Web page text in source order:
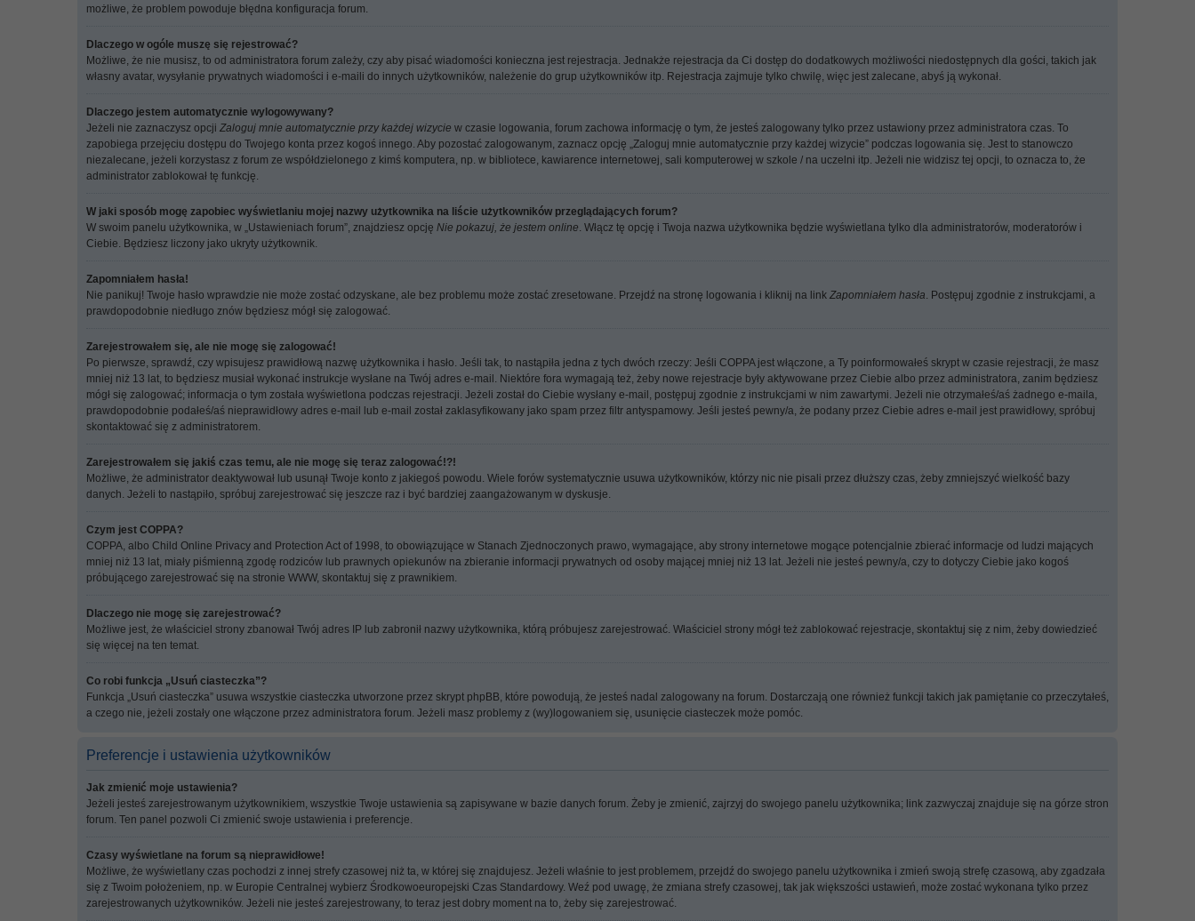
możliwe, że problem powoduje błędna konfiguracja forum.
Dlaczego w ogóle muszę się rejestrować?
Możliwe, że nie musisz, to od administratora forum zależy, czy aby pisać wiadomości konieczna jest rejestracja. Jednakże rejestracja da Ci dostęp do dodatkowych możliwości niedostępnych dla gości, takich jak
własny avatar, wysyłanie prywatnych wiadomości i e-maili do innych użytkowników, należenie do grup użytkowników itp. Rejestracja zajmuje tylko chwilę, więc jest zalecane, abyś ją wykonał.
Dlaczego jestem automatycznie wylogowywany?
Jeżeli nie zaznaczysz opcji Zaloguj mnie automatycznie przy każdej wizycie w czasie logowania, forum zachowa informację o tym, że jesteś zalogowany tylko przez ustawiony przez administratora czas. To
zapobiega przejęciu dostępu do Twojego konta przez kogoś innego. Aby pozostać zalogowanym, zaznacz opcję „Zaloguj mnie automatycznie przy każdej wizycie” podczas logowania się. Jest to stanowczo
niezalecane, jeżeli korzystasz z forum ze współdzielonego z kimś komputera, np. w bibliotece, kawiarence internetowej, sali komputerowej w szkole / na uczelni itp. Jeżeli nie widzisz tej opcji, to oznacza to, że
administrator zablokował tę funkcję.
W jaki sposób mogę zapobiec wyświetlaniu mojej nazwy użytkownika na liście użytkowników przeglądających forum?
W swoim panelu użytkownika, w „Ustawieniach forum”, znajdziesz opcję Nie pokazuj, że jestem online. Włącz tę opcję i Twoja nazwa użytkownika będzie wyświetlana tylko dla administratorów, moderatorów i
Ciebie. Będziesz liczony jako ukryty użytkownik.
Zapomniałem hasła!
Nie panikuj! Twoje hasło wprawdzie nie może zostać odzyskane, ale bez problemu może zostać zresetowane. Przejdź na stronę logowania i kliknij na link Zapomniałem hasła. Postępuj zgodnie z instrukcjami, a
prawdopodobnie niedługo znów będziesz mógł się zalogować.
Zarejestrowałem się, ale nie mogę się zalogować!
Po pierwsze, sprawdź, czy wpisujesz prawidłową nazwę użytkownika i hasło. Jeśli tak, to nastąpiła jedna z tych dwóch rzeczy: Jeśli COPPA jest włączone, a Ty poinformowałeś skrypt w czasie rejestracji, że masz
mniej niż 13 lat, to będziesz musiał wykonać instrukcje wysłane na Twój adres e-mail. Niektóre fora wymagają też, żeby nowe rejestracje były aktywowane przez Ciebie albo przez administratora, zanim będziesz
mógł się zalogować; informacja o tym została wyświetlona podczas rejestracji. Jeżeli został do Ciebie wysłany e-mail, postępuj zgodnie z instrukcjami w nim zawartymi. Jeżeli nie otrzymałeś/aś żadnego e-maila,
prawdopodobnie podałeś/aś nieprawidłowy adres e-mail lub e-mail został zaklasyfikowany jako spam przez filtr antyspamowy. Jeśli jesteś pewny/a, że podany przez Ciebie adres e-mail jest prawidłowy, spróbuj
skontaktować się z administratorem.
Zarejestrowałem się jakiś czas temu, ale nie mogę się teraz zalogować!?!
Możliwe, że administrator deaktywował lub usunął Twoje konto z jakiegoś powodu. Wiele forów systematycznie usuwa użytkowników, którzy nic nie pisali przez dłuższy czas, żeby zmniejszyć wielkość bazy
danych. Jeżeli to nastąpiło, spróbuj zarejestrować się jeszcze raz i być bardziej zaangażowanym w dyskusje.
Czym jest COPPA?
COPPA, albo Child Online Privacy and Protection Act of 1998, to obowiązujące w Stanach Zjednoczonych prawo, wymagające, aby strony internetowe mogące potencjalnie zbierać informacje od ludzi mających
mniej niż 13 lat, miały piśmienną zgodę rodziców lub prawnych opiekunów na zbieranie informacji prywatnych od osoby mającej mniej niż 13 lat. Jeżeli nie jesteś pewny/a, czy to dotyczy Ciebie jako kogoś
próbującego zarejestrować się na stronie WWW, skontaktuj się z prawnikiem.
Dlaczego nie mogę się zarejestrować?
Możliwe jest, że właściciel strony zbanował Twój adres IP lub zabronił nazwy użytkownika, którą próbujesz zarejestrować. Właściciel strony mógł też zablokować rejestracje, skontaktuj się z nim, żeby dowiedzieć
się więcej na ten temat.
Co robi funkcja „Usuń ciasteczka”?
Funkcja „Usuń ciasteczka” usuwa wszystkie ciasteczka utworzone przez skrypt phpBB, które powodują, że jesteś nadal zalogowany na forum. Dostarczają one również funkcji takich jak pamiętanie co przeczytałeś,
a czego nie, jeżeli zostały one włączone przez administratora forum. Jeżeli masz problemy z (wy)logowaniem się, usunięcie ciasteczek może pomóc.
Preferencje i ustawienia użytkowników
Jak zmienić moje ustawienia?
Jeżeli jesteś zarejestrowanym użytkownikiem, wszystkie Twoje ustawienia są zapisywane w bazie danych forum. Żeby je zmienić, zajrzyj do swojego panelu użytkownika; link zazwyczaj znajduje się na górze stron
forum. Ten panel pozwoli Ci zmienić swoje ustawienia i preferencje.
Czasy wyświetlane na forum są nieprawidłowe!
Możliwe, że wyświetlany czas pochodzi z innej strefy czasowej niż ta, w której się znajdujesz. Jeżeli właśnie to jest problemem, przejdź do swojego panelu użytkownika i zmień swoją strefę czasową, aby zgadzała
się z Twoim położeniem, np. w Europie Centralnej wybierz Środkowoeuropejski Czas Standardowy. Weź pod uwagę, że zmiana strefy czasowej, tak jak większości ustawień, może zostać wykonana tylko przez
zarejestrowanych użytkowników. Jeżeli nie jesteś zarejestrowany, to teraz jest dobry moment na to, żeby się zarejestrować.